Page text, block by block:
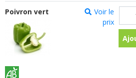
Poivron vert
Voir le
prix